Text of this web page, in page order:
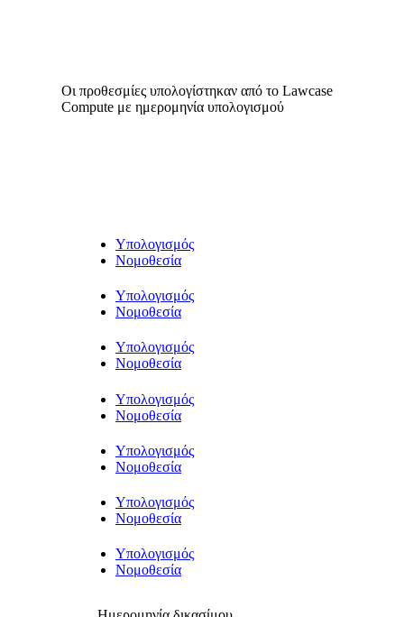
Οι προθεσμίες υπολογίστηκαν από το Lawcase
Compute με ημερομηνία υπολογισμού
Υπολογισμός
Νομοθεσία
Υπολογισμός
Νομοθεσία
Υπολογισμός
Νομοθεσία
Υπολογισμός
Νομοθεσία
Υπολογισμός
Νομοθεσία
Υπολογισμός
Νομοθεσία
Υπολογισμός
Νομοθεσία